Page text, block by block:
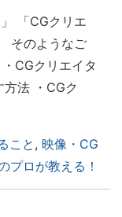
「CGクリエ
そのようなご
CGクリエイタ
法 ・CGク
こと , 映像・CG
プロが教える！